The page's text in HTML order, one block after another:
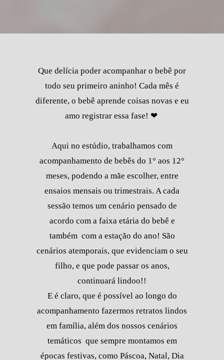
Que delícia poder acompanhar o bebê por
todo seu primeiro aninho! Cada mês é
diferente, o bebê aprende coisas novas e eu
amo registrar essa fase! ❤
Aqui no estúdio, trabalhamos com
acompanhamento de bebês do 1° aos 12°
meses, podendo a mãe escolher, entre
ensaios mensais ou trimestrais. A cada
sessão temos um cenário pensado de
acordo com a faixa etária do bebê e
também com a estação do ano! São
cenários atemporais, que evidenciam o seu
filho, e que pode passar os anos,
continuará lindoo!!
E é claro, que é possível ao longo do
acompanhamento fazermos retratos lindos
em família, além dos nossos cenários
temáticos que sempre montamos em
épocas festivas, como Páscoa, Natal, Dia